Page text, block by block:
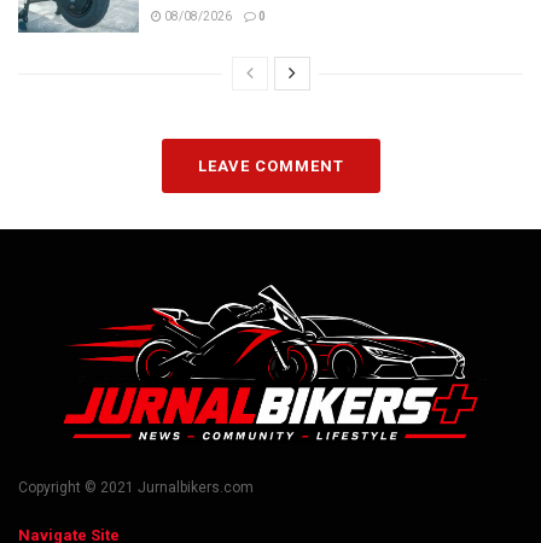
08/08/2026 0
LEAVE COMMENT
Copyright © 2021 Jurnalbikers.com
Navigate Site